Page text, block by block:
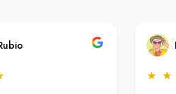
★ ★